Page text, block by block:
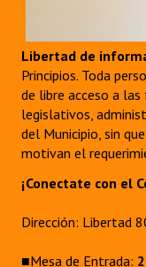
REFORMA DE LA
Libertad de
Principios. Toda
de libre acceso a
legislativos,
del Municipio, sin
motivan el
¡Conectate con el
Dirección: Libertad
■Mesa de Entrada: